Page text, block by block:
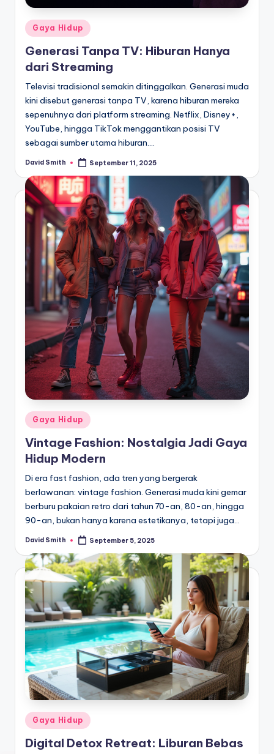
Posted
in
Gaya Hidup
Generasi Tanpa TV: Hiburan Hanya
dari Streaming
Televisi tradisional semakin ditinggalkan. Generasi muda
kini disebut generasi tanpa TV, karena hiburan mereka
sepenuhnya dari platform streaming. Netflix, Disney+,
YouTube, hingga TikTok menggantikan posisi TV
sebagai sumber utama hiburan.…
Posted
David Smith September 11, 2025
Posted
in
Gaya Hidup
Vintage Fashion: Nostalgia Jadi Gaya
Hidup Modern
Di era fast fashion, ada tren yang bergerak
berlawanan: vintage fashion. Generasi muda kini gemar
berburu pakaian retro dari tahun 70-an, 80-an, hingga
90-an, bukan hanya karena estetikanya, tetapi juga…
Posted
David Smith September 5, 2025
Posted
in
Gaya Hidup
Digital Detox Retreat: Liburan Bebas